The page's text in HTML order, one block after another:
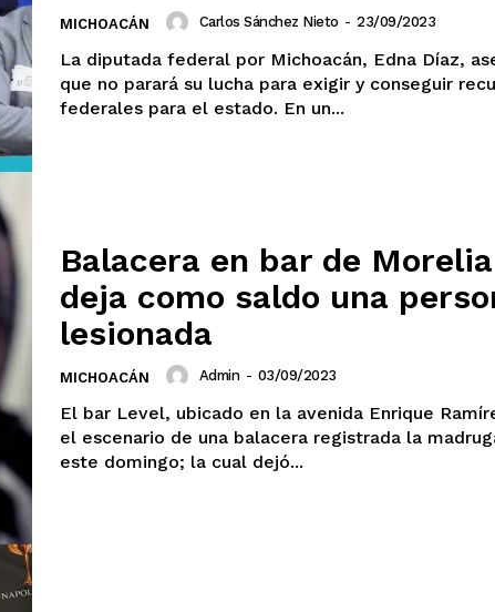
MICHOACÁN Carlos Sánchez Nieto - 23/09/2023
La diputada federal por Michoacán, Edna Díaz,
que no parará su lucha para exigir y conseguir
federales para el estado. En un...
Balacera en bar de Morelia
deja como saldo una
lesionada
MICHOACÁN Admin - 03/09/2023
El bar Level, ubicado en la avenida Enrique
el escenario de una balacera registrada la
este domingo; la cual dejó...